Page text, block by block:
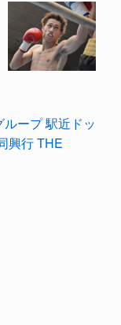
ループ 駅近ドッ
興行 THE